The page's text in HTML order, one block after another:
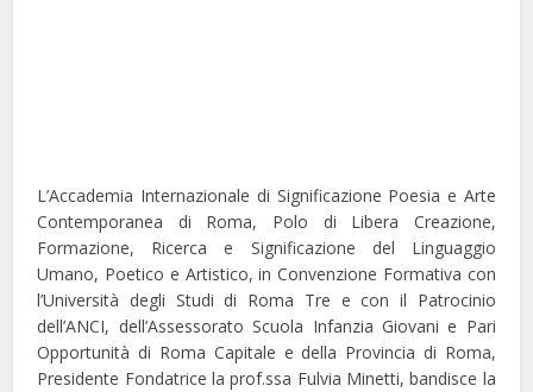
L’Accademia Internazionale di Significazione Poesia e Arte
Contemporanea di Roma, Polo di Libera Creazione,
Formazione, Ricerca e Significazione del Linguaggio
Umano, Poetico e Artistico, in Convenzione Formativa con
l’Università degli Studi di Roma Tre e con il Patrocinio
dell’ANCI, dell’Assessorato Scuola Infanzia Giovani e Pari
Opportunità di Roma Capitale e della Provincia di Roma,
Presidente Fondatrice la prof.ssa Fulvia Minetti, bandisce la